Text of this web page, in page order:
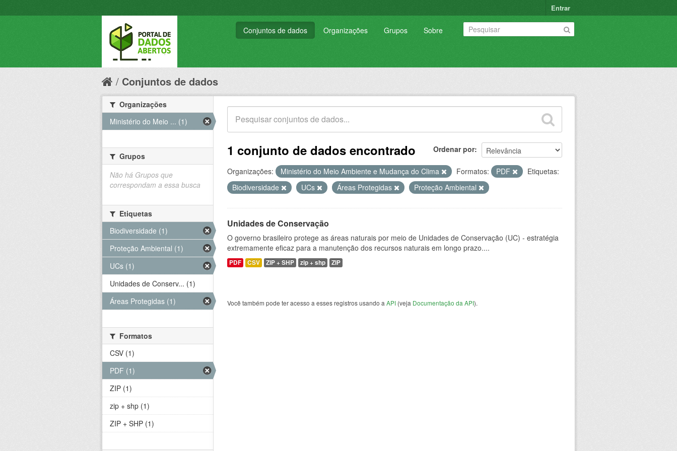
Entrar
Conjuntos de dados Organizações Grupos Sobre
Conjuntos de dados
Ordenar por
1 conjunto de dados encontrado
Organizações: Ministério do Meio Ambiente e Mudança do Clima Formatos: PDF
Etiquetas:
Biodiversidade
UCs Áreas Protegidas Proteção Ambiental
Unidades de Conservação
O governo brasileiro protege as áreas naturais por meio de Unidades de Conservação (UC) - estratégia
extremamente eficaz para a manutenção dos recursos naturais em longo prazo....
PDF CSV ZIP + SHP zip + shp ZIP
Você também pode ter acesso a esses registros usando a API (veja Documentação da API).
Organizações
Ministério do Meio ... (1)
Grupos
Não há Grupos que
correspondam a essa busca
Etiquetas
Biodiversidade (1)
Proteção Ambiental (1)
UCs (1)
Unidades de Conserv... (1)
Áreas Protegidas (1)
Formatos
CSV (1)
PDF (1)
ZIP (1)
zip + shp (1)
ZIP + SHP (1)